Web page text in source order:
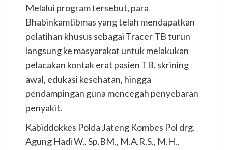
Melalui program tersebut, para
Bhabinkamtibmas yang telah mendapatkan
pelatihan khusus sebagai Tracer TB turun
langsung ke masyarakat untuk melakukan
pelacakan kontak erat pasien TB, skrining
awal, edukasi kesehatan, hingga
pendampingan guna mencegah penyebaran
penyakit.
Kabiddokkes Polda Jateng Kombes Pol drg.
Agung Hadi W., Sp.BM., M.A.R.S., M.H.,